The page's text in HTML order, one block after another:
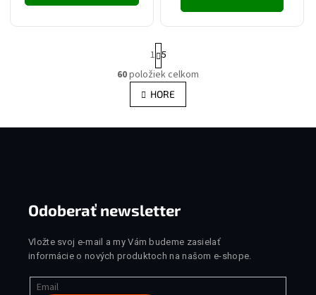
Ovládacie prvky výpisu
Stránkovanie
1 5
60položiek celkom
HORE
Odoberať newsletter
Vložte svoj e-mail a my Vám budeme zasielať
informácie o nových produktoch na našom e-shope.
Email